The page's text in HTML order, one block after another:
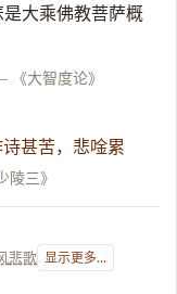
大乘佛教菩萨概
《大智度论》
甚苦，悲唫累
陵三》
悲歌 显示更多...